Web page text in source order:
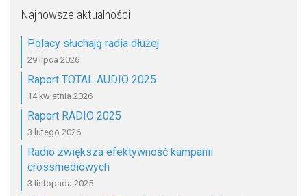
Najnowsze aktualności
Polacy słuchają radia dłużej
29 lipca 2026
Raport TOTAL AUDIO 2025
14 kwietnia 2026
Raport RADIO 2025
3 lutego 2026
Radio zwiększa efektywność kampanii
crossmediowych
3 listopada 2025